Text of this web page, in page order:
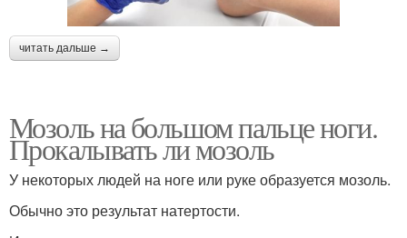
читать дальше →
Мозоль на большом пальце ноги.
Прокалывать ли мозоль
У некоторых людей на ноге или руке образуется мозоль.
Обычно это результат натертости.